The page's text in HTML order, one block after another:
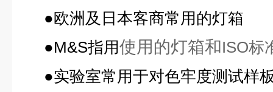
●欧洲及日本客商常用的灯箱
●M&S指用使用的灯箱和ISO标
●实验室常用于对色牢度测试样